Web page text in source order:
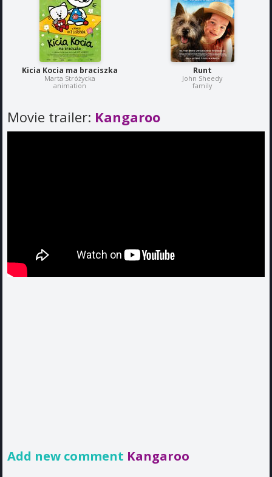
Kicia Kocia ma braciszka
Marta Stróżycka
animation
Runt
John Sheedy
family
Movie trailer: Kangaroo
Add new comment Kangaroo